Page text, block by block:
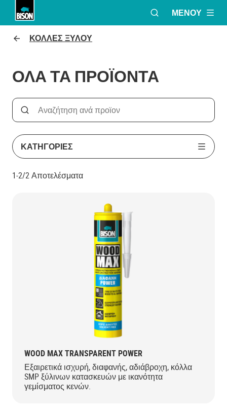
ΑΝΟΙΞΕ ΤΟ
ΜΕΝΟΎ
ΚΟΛΛΕΣ ΞΥΛΟΥ
ΟΛΑ ΤΑ ΠΡΟΪΟΝΤΑ
Search
Αναζήτηση με βάση το όνομα του προϊόντος
ΚΑΤΗΓΟΡΊΕΣ
1-2/2Αποτελέσματα
WOOD MAX TRANSPARENT POWER
Εξαιρετικά ισχυρή, διαφανής, αδιάβροχη, κόλλα
SMP ξύλινων κατασκευών με ικανότητα
γεμίσματος κενών.